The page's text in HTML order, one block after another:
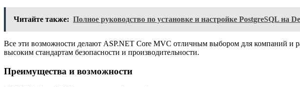
Читайте также: Полное руководство по установке и настройке PostgreSQL на
Все эти возможности делают ASP.NET Core MVC отличным выбором для компаний и
высоким стандартам безопасности и производительности.
Преимущества и возможности